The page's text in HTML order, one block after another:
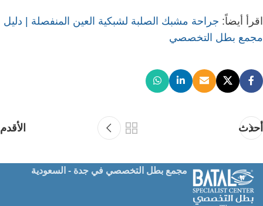
اقرأ أيضاً: جراحة مشبك الصلبة لشبكية العين المنفصلة | دليل
مجمع بطل التخصصي
أحدث الأقدم
مجمع بطل التخصصي في جدة - السعودية